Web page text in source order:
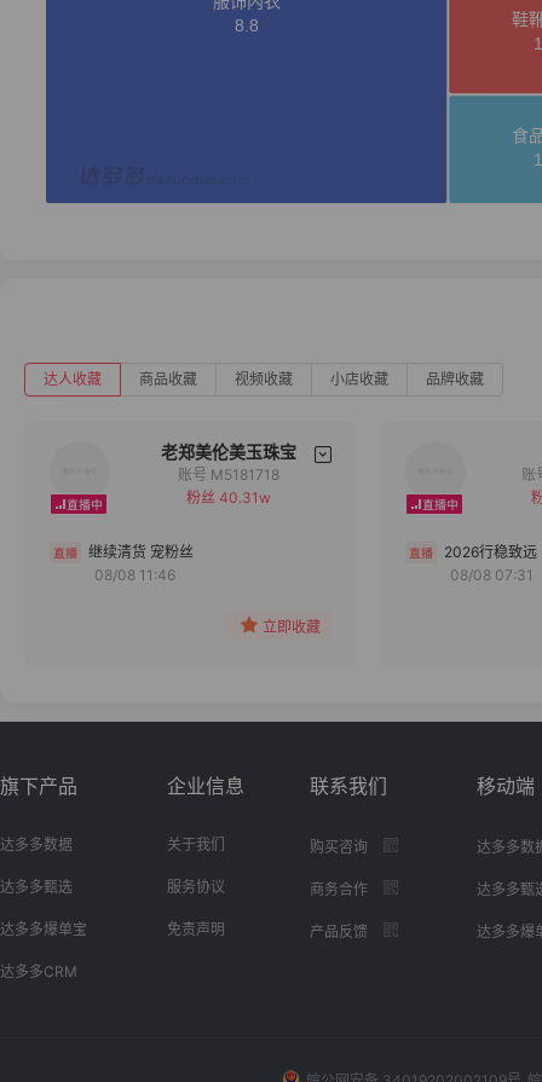
达人收藏 商品收藏 视频收藏 小店收藏 品牌收藏
老郑美伦美玉珠宝
备注
账号 M5181718
粉丝 40.31w
继续清货 宠粉丝
08/08 11:46
立即收藏
2026行稳致远
08/08 07:31
旗下产品
达多多数据
达多多甄选
达多多爆单宝
达多多CRM
企业信息
关于我们
服务协议
免责声明
联系我们
购买咨询
商务合作
产品反馈
移动端
达多多数
达多多甄
达多多爆